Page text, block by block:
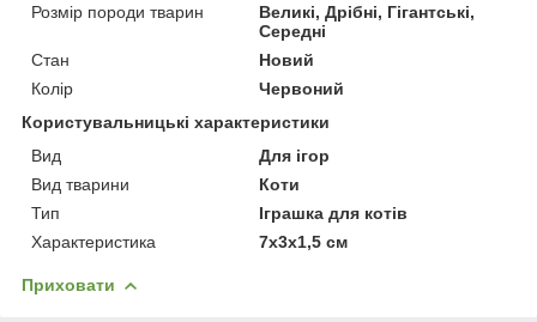
Розмір породи тварин
Великі, Дрібні, Гігантські,
Середні
Стан
Новий
Колір
Червоний
Користувальницькі характеристики
Вид
Для ігор
Вид тварини
Коти
Тип
Іграшка для котів
Характеристика
7х3х1,5 см
Приховати